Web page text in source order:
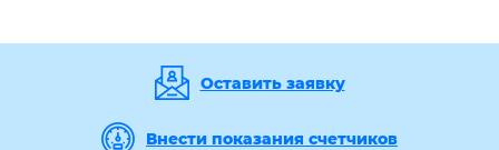
Оставить заявку
Внести показания счетчиков